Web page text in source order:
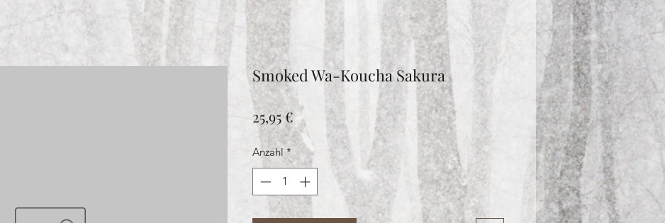
Smoked Wa-Koucha Sakura
25,95 €Preis
Anzahl *